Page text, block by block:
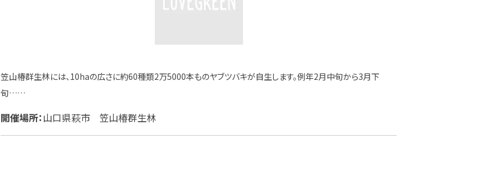
笠山椿群生林には、10haの広さに約60種類2万5000本ものヤブツバキが自生します。例年2月中旬から3月下
旬……
開催場所：山口県萩市 笠山椿群生林